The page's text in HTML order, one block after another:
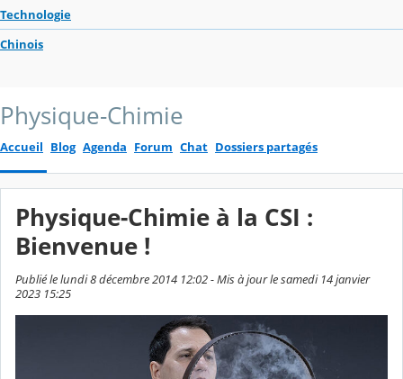
Technologie
Chinois
Physique-Chimie
Accueil Blog Agenda Forum Chat Dossiers partagés
Physique-Chimie à la CSI :
Bienvenue !
Publié le lundi 8 décembre 2014 12:02 - Mis à jour le samedi 14 janvier
2023 15:25